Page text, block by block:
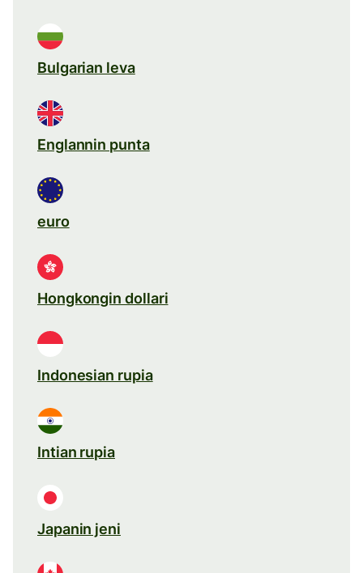
Bulgarian leva
Englannin punta
euro
Hongkongin dollari
Indonesian rupia
Intian rupia
Japanin jeni